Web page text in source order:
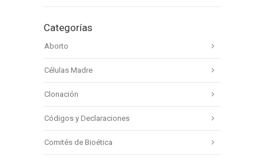
Categorías
Aborto
Células Madre
Clonación
Códigos y Declaraciones
Comités de Bioética